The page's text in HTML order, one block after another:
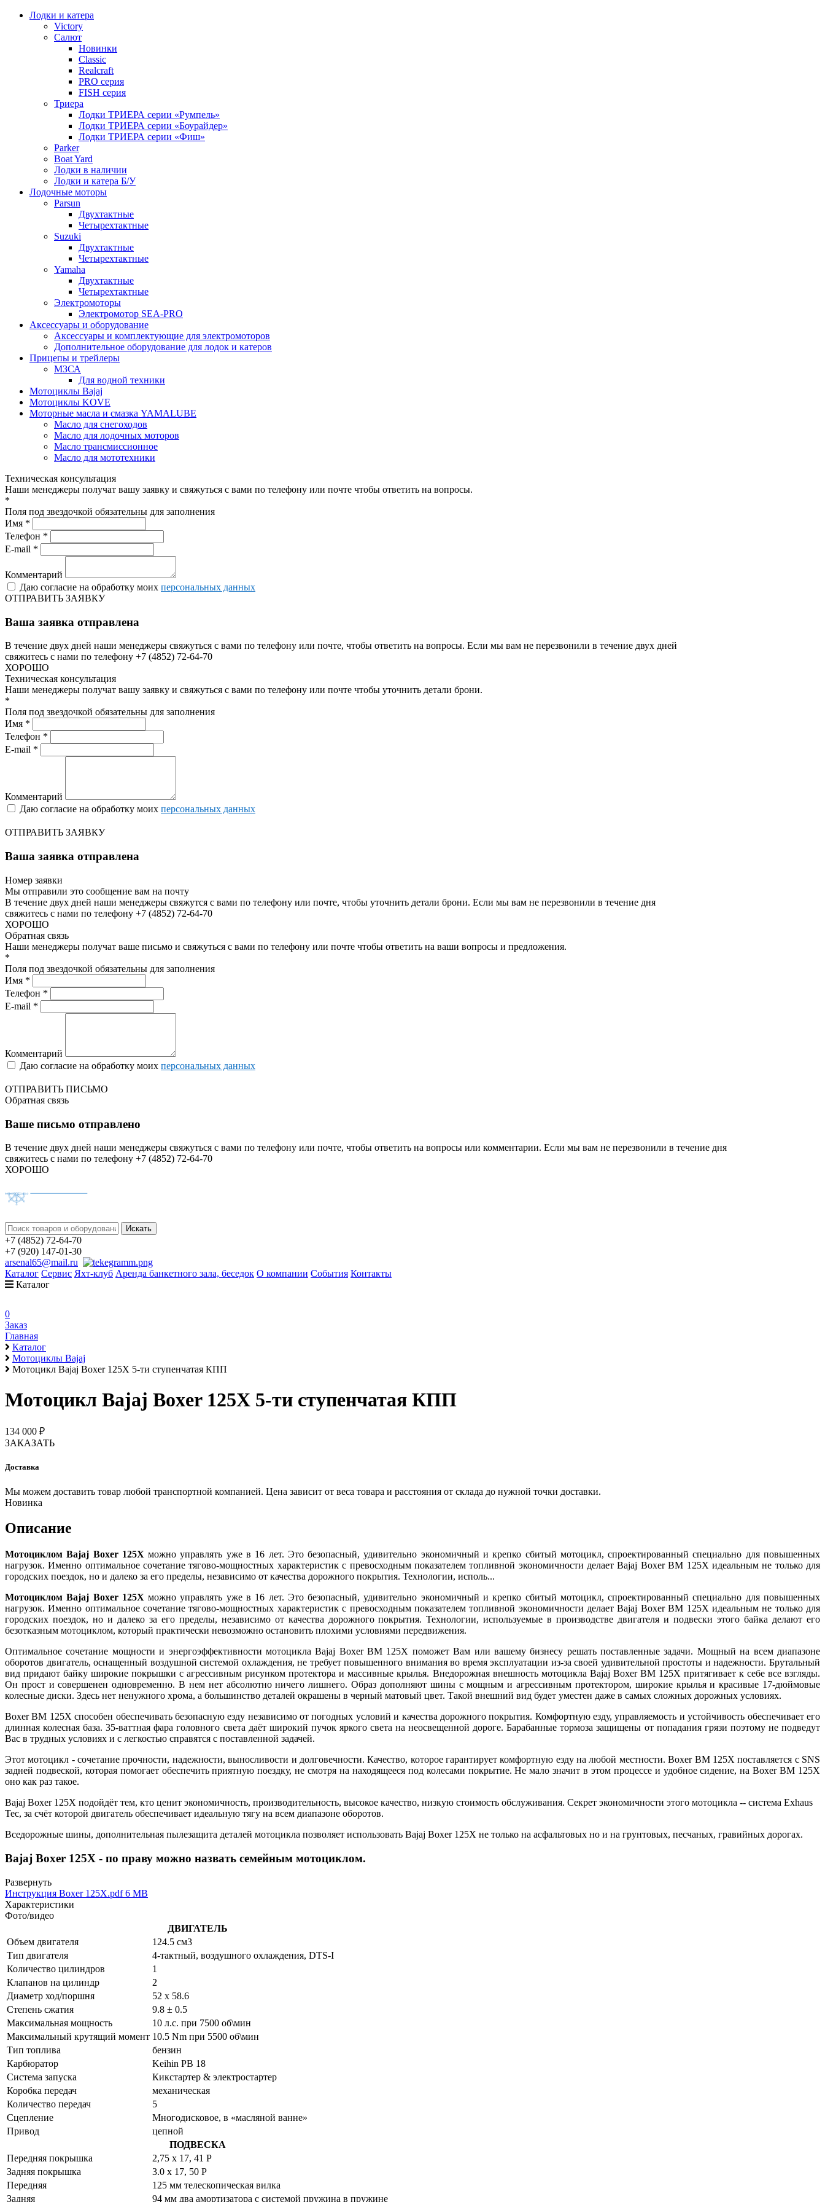
Лодки и катера
Victory
Салют
Новинки
Classic
Realcraft
PRO серия
FISH серия
Триера
Лодки ТРИЕРА серии «Румпель»
Лодки ТРИЕРА серии «Боурайдер»
Лодки ТРИЕРА серии «Фиш»
Parker
Boat Yard
Лодки в наличии
Лодки и катера Б/У
Лодочные моторы
Parsun
Двухтактные
Четырехтактные
Suzuki
Двухтактные
Четырехтактные
Yamaha
Двухтактные
Четырехтактные
Электромоторы
Электромотор SEA-PRO
Аксессуары и оборудование
Аксессуары и комплектующие для электромоторов
Дополнительное оборудование для лодок и катеров
Прицепы и трейлеры
МЗСА
Для водной техники
Мотоциклы Bajaj
Мотоциклы KOVE
Моторные масла и смазка YAMALUBE
Масло для снегоходов
Масло для лодочных моторов
Масло трансмиссионное
Масло для мототехники
Техническая консультация
Наши менеджеры получат вашу заявку и свяжуться с вами по телефону или почте чтобы ответить на вопросы.
*
Поля под звездочкой обязательны для заполнения
Имя *
Телефон *
E-mail *
Комментарий
Даю согласие на обработку моих персональных данных
ОТПРАВИТЬ ЗАЯВКУ
Ваша заявка отправлена
В течение двух дней наши менеджеры свяжуться с вами по телефону или почте, чтобы ответить на вопросы. Если мы вам не перезвонили в течение двух дней
свяжитесь с нами по телефону +7 (4852) 72-64-70
ХОРОШО
Техническая консультация
Наши менеджеры получат вашу заявку и свяжуться с вами по телефону или почте чтобы уточнить детали брони.
*
Поля под звездочкой обязательны для заполнения
Имя *
Телефон *
E-mail *
Комментарий
Даю согласие на обработку моих персональных данных
ОТПРАВИТЬ ЗАЯВКУ
Ваша заявка отправлена
Номер заявки
Мы отправили это сообщение вам на почту
В течение двух дней наши менеджеры свяжутся с вами по телефону или почте, чтобы уточнить детали брони. Если мы вам не перезвонили в течение дня
свяжитесь с нами по телефону +7 (4852) 72-64-70
ХОРОШО
Обратная связь
Наши менеджеры получат ваше письмо и свяжуться с вами по телефону или почте чтобы ответить на ваши вопросы и предложения.
*
Поля под звездочкой обязательны для заполнения
Имя *
Телефон *
E-mail *
Комментарий
Даю согласие на обработку моих персональных данных
ОТПРАВИТЬ ПИСЬМО
Обратная связь
Ваше письмо отправлено
В течение двух дней наши менеджеры свяжуться с вами по телефону или почте, чтобы ответить на вопросы или комментарии. Если мы вам не перезвонили в течение дня
свяжитесь с нами по телефону +7 (4852) 72-64-70
ХОРОШО
+7 (4852) 72-64-70
+7 (920) 147-01-30
arsenal65@mail.ru
Каталог Сервис Яхт-клуб Аренда банкетного зала, беседок О компании События Контакты
Каталог
0
Заказ
Главная
Каталог
Мотоциклы Bajaj
Мотоцикл Bajaj Boxer 125X 5-ти ступенчатая КПП
Мотоцикл Bajaj Boxer 125X 5-ти ступенчатая КПП
134 000 ₽
ЗАКАЗАТЬ
Доставка
Мы можем доставить товар любой транспортной компанией. Цена зависит от веса товара и расстояния от склада до нужной точки доставки.
Новинка
Описание
Мотоциклом Bajaj Boxer 125X можно управлять уже в 16 лет. Это безопасный, удивительно экономичный и крепко сбитый мотоцикл, спроектированный специально для повышенных
нагрузок. Именно оптимальное сочетание тягово-мощностных характеристик с превосходным показателем топливной экономичности делает Bajaj Boxer BM 125X идеальным не только для
городских поездок, но и далеко за его пределы, независимо от качества дорожного покрытия. Технологии, исполь...
Мотоциклом Bajaj Boxer 125X можно управлять уже в 16 лет. Это безопасный, удивительно экономичный и крепко сбитый мотоцикл, спроектированный специально для повышенных
нагрузок. Именно оптимальное сочетание тягово-мощностных характеристик с превосходным показателем топливной экономичности делает Bajaj Boxer BM 125X идеальным не только для
городских поездок, но и далеко за его пределы, независимо от качества дорожного покрытия. Технологии, используемые в производстве двигателя и подвески этого байка делают его
безотказным мотоциклом, который практически невозможно остановить плохими условиями передвижения.
Оптимальное сочетание мощности и энергоэффективности мотоцикла Bajaj Boxer BM 125Х поможет Вам или вашему бизнесу решать поставленные задачи. Мощный на всем диапазоне
оборотов двигатель, оснащенный воздушной системой охлаждения, не требует повышенного внимания во время эксплуатации из-за своей удивительной простоты и надежности. Брутальный
вид придают байку широкие покрышки с агрессивным рисунком протектора и массивные крылья. Внедорожная внешность мотоцикла Bajaj Boxer BM 125X притягивает к себе все взгляды.
Он прост и совершенен одновременно. В нем нет абсолютно ничего лишнего. Образ дополняют шины с мощным и агрессивным протектором, широкие крылья и красивые 17-дюймовые
колесные диски. Здесь нет ненужного хрома, а большинство деталей окрашены в черный матовый цвет. Такой внешний вид будет уместен даже в самых сложных дорожных условиях.
Boxer BM 125X способен обеспечивать безопасную езду независимо от погодных условий и качества дорожного покрытия. Комфортную езду, управляемость и устойчивость обеспечивает его
длинная колесная база. 35-ваттная фара головного света даёт широкий пучок яркого света на неосвещенной дороге. Барабанные тормоза защищены от попадания грязи поэтому не подведут
Вас в трудных условиях и с легкостью справятся с поставленной задачей.
Этот мотоцикл - сочетание прочности, надежности, выносливости и долговечности. Качество, которое гарантирует комфортную езду на любой местности. Boxer BM 125X поставляется с SNS
задней подвеской, которая помогает обеспечить приятную поездку, не смотря на находящееся под колесами покрытие. Не мало значит в этом процессе и удобное сидение, на Boxer BM 125X
оно как раз такое.
Bajaj Boxer 125X подойдёт тем, кто ценит экономичность, производительность, высокое качество, низкую стоимость обслуживания. Секрет экономичности этого мотоцикла -- система Exhaus
Tec, за счёт которой двигатель обеспечивает идеальную тягу на всем диапазоне оборотов.
Вседорожные шины, дополнительная пылезащита деталей мотоцикла позволяет использовать Bajaj Boxer 125X не только на асфальтовых но и на грунтовых, песчаных, гравийных дорогах.
Bajaj Boxer 125X - по праву можно назвать семейным мотоциклом.
Развернуть
Инструкция Boxer 125X.pdf 6 MB
Характеристики
Фото/видео
ДВИГАТЕЛЬ
Объем двигателя
124.5 см3
Тип двигателя
4-тактный, воздушного охлаждения, DTS-I
Количество цилиндров
1
Клапанов на цилиндр
2
Диаметр ход/поршня
52 x 58.6
Степень сжатия
9.8 ± 0.5
Максимальная мощность
10 л.с. при 7500 об\мин
Максимальный крутящий момент 10.5 Nm при 5500 об\мин
Тип топлива
бензин
Карбюратор
Keihin PB 18
Система запуска
Кикстартер & электростартер
Коробка передач
механическая
Количество передач
5
Сцепление
Многодисковое, в «масляной ванне»
Привод
цепной
ПОДВЕСКА
Передняя покрышка
2,75 x 17, 41 P
Задняя покрышка
3.0 x 17, 50 P
Передняя
125 мм телескопическая вилка
Задняя
94 мм два амортизатора с системой пружина в пружине